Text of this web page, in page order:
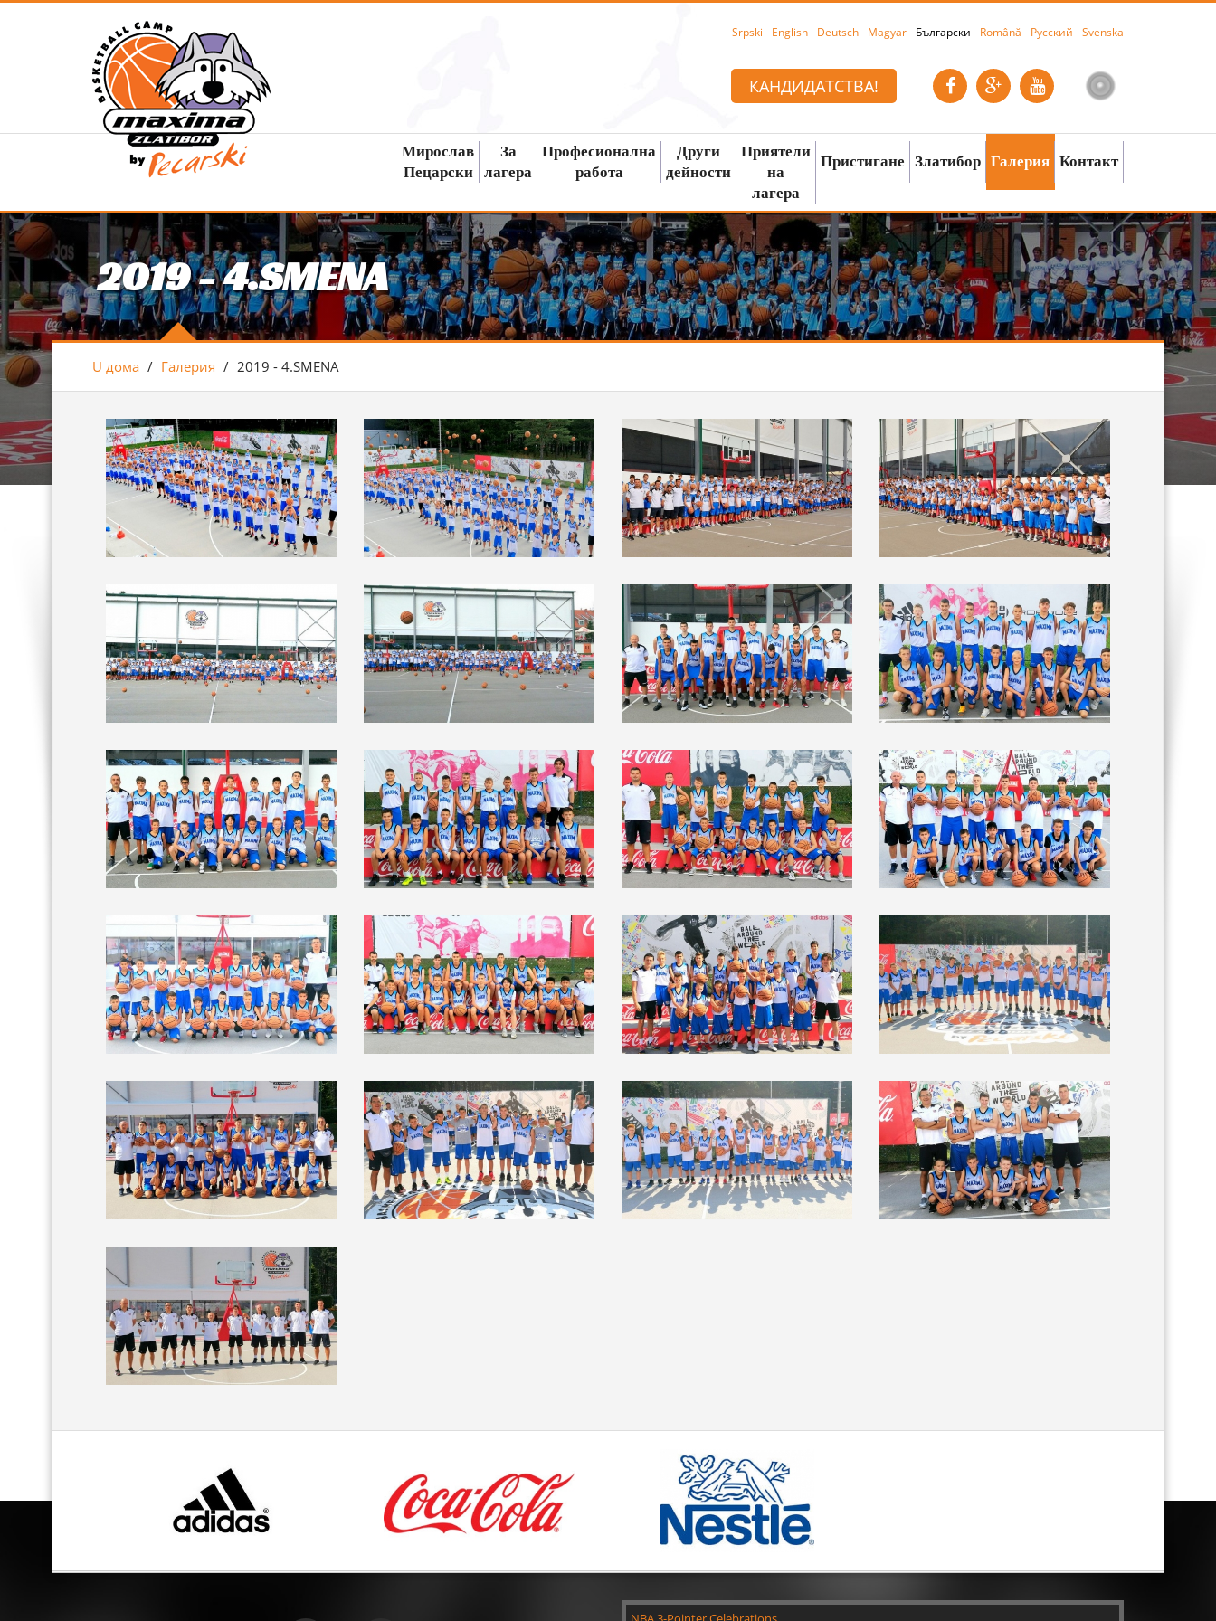
Srpski English Deutsch Magyar Български Română Русский Svenska
КАНДИДАТСТВА!
Мирослав
Пецарски
За
лагера
Професионална
работа
Други
дейности
Приятели
на
лагера
Пристигане Златибор Галерия Контакт
2019 - 4.SMENA
U дома / Галерия / 2019 - 4.SMENA